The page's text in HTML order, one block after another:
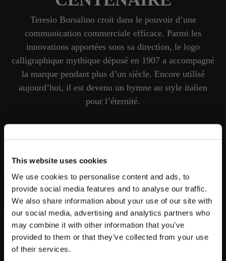
This website uses cookies
We use cookies to personalise content and ads, to
provide social media features and to analyse our traffic.
We also share information about your use of our site with
our social media, advertising and analytics partners who
may combine it with other information that you’ve
provided to them or that they’ve collected from your use
of their services.
PLEASE CHOOSE YOUR COUNTRY
We detected that you are browsing from United States, do
Teresio Borsalino croit dans le pouvoir d’une
communication commerciale efficace. Parmi les
innovations apportées sous sa direction, le logo
calligraphique mythique déposé en 1907 a accompagné
la marque pendant plus d’un siècle. Encore utilisé
aujourd’hui, il est devenu un hymne au style italien
pour l’éternité.